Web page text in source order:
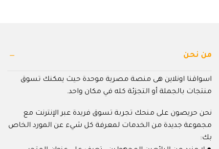
من نحن
اسواقنا اونلاين هى منصة مصرية موحدة حيث يمكنك تسوق
منتجات بالجملة أو التجزئة كله في مكان واحد.
نحن حريصون على منحك تجربة تسوق فريدة عبر الإنترنت مع
مجموعة جديدة من الخدمات لمعرفة كل شيء عن المورد الخاص
بك: